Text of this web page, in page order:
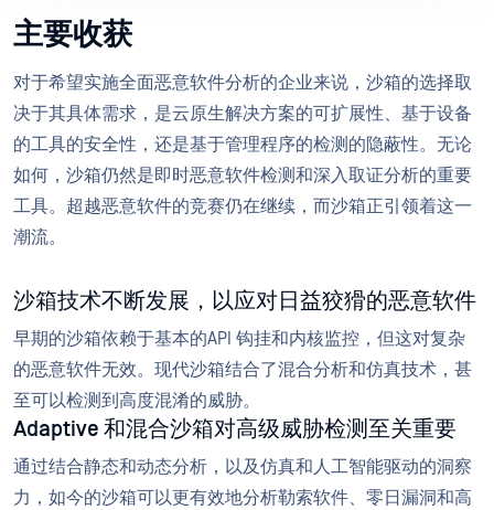
主要收获
对于希望实施全面恶意软件分析的企业来说，沙箱的选择取
决于其具体需求，是云原生解决方案的可扩展性、基于设备
的工具的安全性，还是基于管理程序的检测的隐蔽性。无论
如何，沙箱仍然是即时恶意软件检测和深入取证分析的重要
工具。超越恶意软件的竞赛仍在继续，而沙箱正引领着这一
潮流。
沙箱技术不断发展，以应对日益狡猾的恶意软件
早期的沙箱依赖于基本的API 钩挂和内核监控，但这对复杂
的恶意软件无效。现代沙箱结合了混合分析和仿真技术，甚
至可以检测到高度混淆的威胁。
Adaptive 和混合沙箱对高级威胁检测至关重要
通过结合静态和动态分析，以及仿真和人工智能驱动的洞察
力，如今的沙箱可以更有效地分析勒索软件、零日漏洞和高